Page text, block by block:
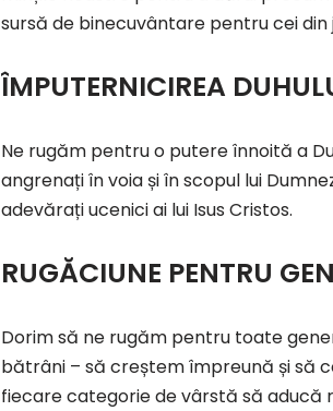
sursă de binecuvântare pentru cei din
ÎMPUTERNICIREA
Ne rugăm pentru o putere înnoită a
angrenați în voia și în scopul lui
adevărați ucenici ai lui Isus Cristos.
RUGĂCIUNE PENTRU
Dorim să ne rugăm pentru toate
bătrâni – să creștem împreună și să
fiecare categorie de vârstă să aducă